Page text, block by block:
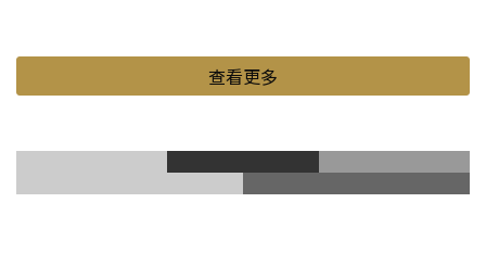
查看更多
登山鞋 Gore-Tex
登山杖 滑雪護具